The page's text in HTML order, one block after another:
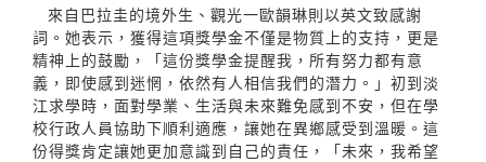
來自巴拉圭的境外生、觀光一歐韻琳則以英文致感謝
詞。她表示，獲得這項獎學金不僅是物質上的支持，更是
精神上的鼓勵，「這份獎學金提醒我，所有努力都有意
義，即使感到迷惘，依然有人相信我們的潛力。」初到淡
江求學時，面對學業、生活與未來難免感到不安，但在學
校行政人員協助下順利適應，讓她在異鄉感受到溫暖。這
份得獎肯定讓她更加意識到自己的責任，「未來，我希望